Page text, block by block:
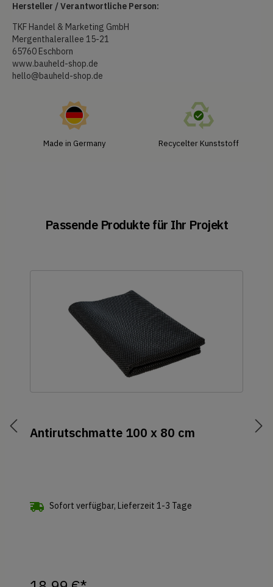
Hersteller / Verantwortliche Person:
TKF Handel & Marketing GmbH
Mergenthalerallee 15-21
65760 Eschborn
www.bauheld-shop.de
hello@bauheld-shop.de
Made in Germany Recycelter Kunststoff
Passende Produkte für Ihr Projekt
Antirutschmatte 100 x 80 cm
Sofort verfügbar, Lieferzeit 1-3 Tage